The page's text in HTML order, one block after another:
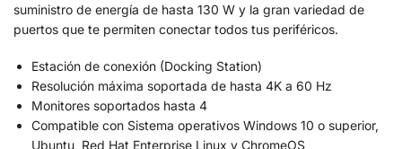
suministro de energía de hasta 130 W y la gran variedad de
puertos que te permiten conectar todos tus periféricos.
Estación de conexión (Docking Station)
Resolución máxima soportada de hasta 4K a 60 Hz
Monitores soportados hasta 4
Compatible con Sistema operativos Windows 10 o superior,
Ubuntu, Red Hat Enterprise Linux y ChromeOS